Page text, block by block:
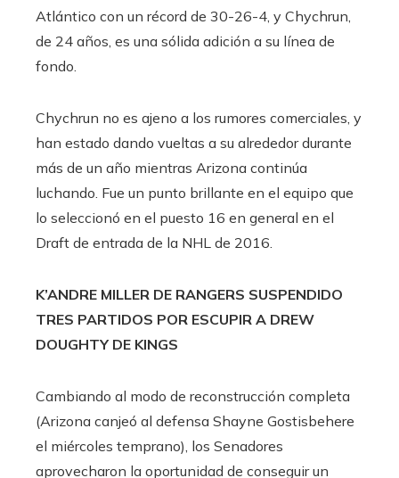
Atlántico con un récord de 30-26-4, y Chychrun,
de 24 años, es una sólida adición a su línea de
fondo.
Chychrun no es ajeno a los rumores comerciales, y
han estado dando vueltas a su alrededor durante
más de un año mientras Arizona continúa
luchando. Fue un punto brillante en el equipo que
lo seleccionó en el puesto 16 en general en el
Draft de entrada de la NHL de 2016.
K’ANDRE MILLER DE RANGERS SUSPENDIDO
TRES PARTIDOS POR ESCUPIR A DREW
DOUGHTY DE KINGS
Cambiando al modo de reconstrucción completa
(Arizona canjeó al defensa Shayne Gostisbehere
el miércoles temprano), los Senadores
aprovecharon la oportunidad de conseguir un